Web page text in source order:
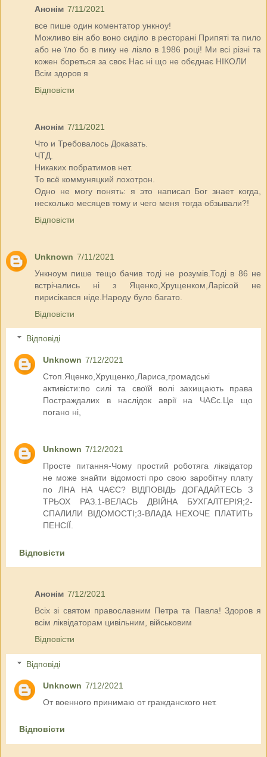
Анонім 7/11/2021
все пише один коментатор ункноу!
Можливо він або воно сиділо в ресторані Припяті та пило
або не їло бо в пику не лізло в 1986 році! Ми всі різні та
кожен бореться за своє Нас ні що не обєднає НІКОЛИ
Всім здоров я
Відповісти
Анонім 7/11/2021
Что и Требовалось Доказать.
ЧТД.
Никаких побратимов нет.
То всё коммуняцкий лохотрон.
Одно не могу понять: я это написал Бог знает когда,
несколько месяцев тому и чего меня тогда обзывали?!
Відповісти
Unknown 7/11/2021
Ункноум пише тещо бачив тоді не розумів.Тоді в 86 не
встрічались ні з Яценко,Хрущенком,Ларісой не
пирисікався ніде.Народу було багато.
Відповісти
Відповіді
Unknown 7/12/2021
Стоп.Яценко,Хрущенко,Лариса,громадські
активісти:по силі та своїй волі захищають права
Постраждалих в наслідок аврії на ЧАЄс.Це що
погано ні,
Unknown 7/12/2021
Просте питання-Чому простий роботяга ліквідатор
не може знайти відомості про свою заробітну плату
по ЛНА НА ЧАЄС? ВІДПОВІДЬ ДОГАДАЙТЕСЬ З
ТРЬОХ РАЗ.1-ВЕЛАСЬ ДВІЙНА БУХГАЛТЕРІЯ;2-
СПАЛИЛИ ВІДОМОСТІ;3-ВЛАДА НЕХОЧЕ ПЛАТИТЬ
ПЕНСІЇ.
Відповісти
Анонім 7/12/2021
Всіх зі святом православним Петра та Павла! Здоров я
всім ліквідаторам цивільним, військовим
Відповісти
Відповіді
Unknown 7/12/2021
От военного принимаю от гражданского нет.
Відповісти